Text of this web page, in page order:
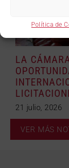
Política de
LA
21 julio, 2026
VER MÁS